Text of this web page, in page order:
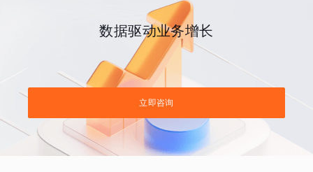
数据驱动业务增长
立即咨询